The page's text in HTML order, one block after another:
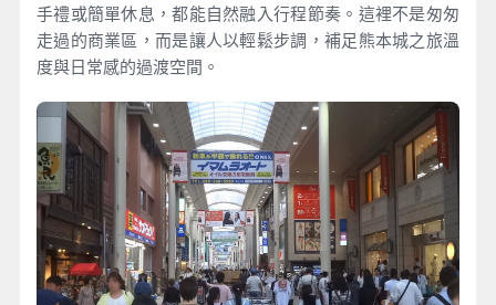
手禮或簡單休息，都能自然融入行程節奏。這裡不是匆匆
走過的商業區，而是讓人以輕鬆步調，補足熊本城之旅溫
度與日常感的過渡空間。